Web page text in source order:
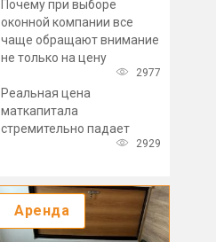
Почти 60% россиян готово
привлекать к ИЖС
профессиональных
застройщиков
Почему при выборе
оконной компании все
чаще обращают внимание
не только на цену
2977
Реальная цена
маткапитала
стремительно падает
2929
Аренда